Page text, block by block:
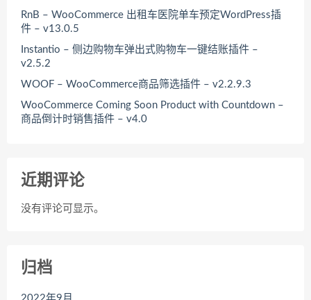
RnB – WooCommerce 出租车医院单车预定WordPress插
件 – v13.0.5
Instantio – 侧边购物车弹出式购物车一键结账插件 –
v2.5.2
WOOF – WooCommerce商品筛选插件 – v2.2.9.3
WooCommerce Coming Soon Product with Countdown –
商品倒计时销售插件 – v4.0
近期评论
没有评论可显示。
归档